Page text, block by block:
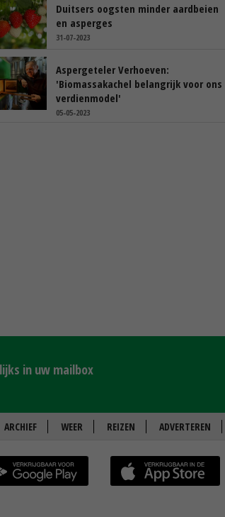
Duitsers oogsten minder aardbeien
en asperges
31-07-2023
Aspergeteler Verhoeven:
'Biomassakachel belangrijk voor ons
verdienmodel'
05-05-2023
in uw mailbox
ARCHIEF WEER REIZEN ADVERTEREN